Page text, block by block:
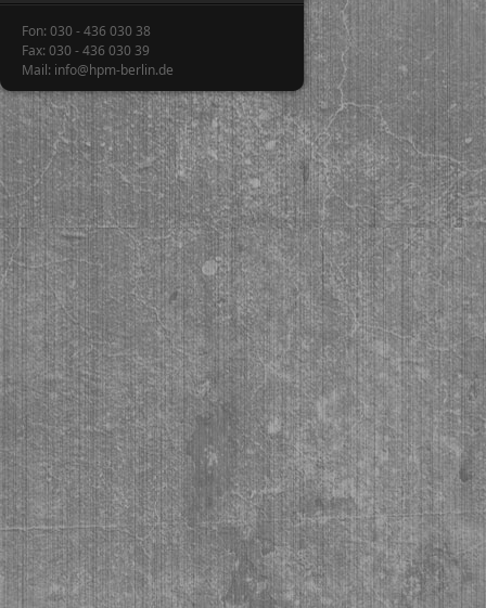
Fon: 030 - 436 030 38
Fax: 030 - 436 030 39
Mail: info@hpm-berlin.de